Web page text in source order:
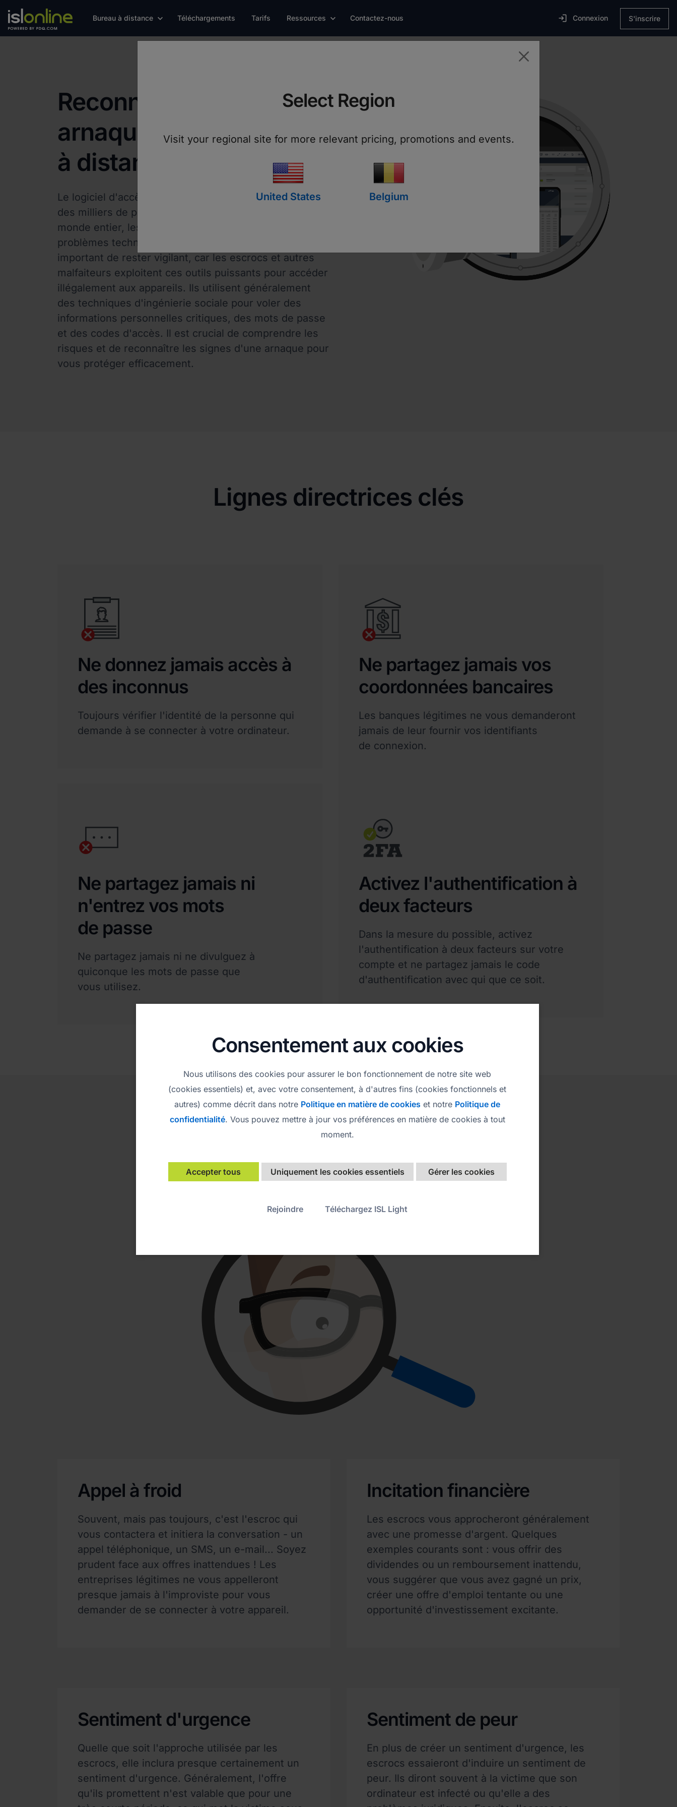
Bureau à distance Téléchargements Tarifs Ressources Contactez-nous  Connexion S'inscrire
Reconnaître les
arnaques d'accès
à distance
Le logiciel d'accès à distance d'ISL Online est utilisé par
des milliers de professionnels de l'informatique dans le
monde entier, les aidant à résoudre efficacement les
problèmes techniques de leurs clients. Cependant, il est
important de rester vigilant, car les escrocs et autres
malfaiteurs exploitent ces outils puissants pour accéder
illégalement aux appareils. Ils utilisent généralement
des techniques d'ingénierie sociale pour voler des
informations personnelles critiques, des mots de passe
et des codes d'accès. Il est crucial de comprendre les
risques et de reconnaître les signes d'une arnaque pour
vous protéger efficacement.
Lignes directrices clés
Ne donnez jamais accès à
des inconnus
Toujours vérifier l'identité de la personne qui
demande à se connecter à votre ordinateur.
Ne partagez jamais vos
coordonnées bancaires
Les banques légitimes ne vous demanderont
jamais de leur fournir vos identifiants
de connexion.
Ne partagez jamais ni
n'entrez vos mots
de passe
Ne partagez jamais ni ne divulguez à
quiconque les mots de passe que
vous utilisez.
Activez l'authentification à
deux facteurs
Dans la mesure du possible, activez
l'authentification à deux facteurs sur votre
compte et ne partagez jamais le code
d'authentification avec qui que ce soit.
Comment reconnaître une
arnaque
Appel à froid
Souvent, mais pas toujours, c'est l'escroc qui
vous contactera et initiera la conversation - un
appel téléphonique, un SMS, un e-mail... Soyez
prudent face aux offres inattendues ! Les
entreprises légitimes ne vous appelleront
presque jamais à l'improviste pour vous
demander de se connecter à votre appareil.
Incitation financière
Les escrocs vous approcheront généralement
avec une promesse d'argent. Quelques
exemples courants sont : vous offrir des
dividendes ou un remboursement inattendu,
vous suggérer que vous avez gagné un prix,
créer une offre d'emploi tentante ou une
opportunité d'investissement excitante.
Sentiment d'urgence
Quelle que soit l'approche utilisée par les
escrocs, elle inclura presque certainement un
sentiment d'urgence. Généralement, l'offre
qu'ils promettent n'est valable que pour une
Sentiment de peur
En plus de créer un sentiment d'urgence, les
escrocs essaieront d'induire un sentiment de
peur. Ils diront souvent à la victime que son
ordinateur est infecté ou qu'elle a des
Consentement aux cookies
Nous utilisons des cookies pour assurer le bon fonctionnement de notre site web
(cookies essentiels) et, avec votre consentement, à d'autres fins (cookies fonctionnels et
autres) comme décrit dans notre Politique en matière de cookies et notre Politique de
confidentialité. Vous pouvez mettre à jour vos préférences en matière de cookies à tout
moment.
Accepter tous Uniquement les cookies essentiels Gérer les cookies
Rejoindre Téléchargez ISL Light
Select Region
Visit your regional site for more relevant pricing, promotions and events.
United States Belgium